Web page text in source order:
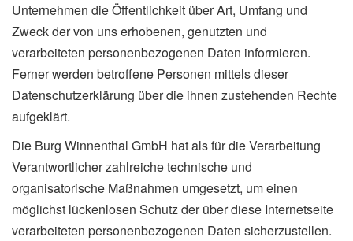
Unternehmen die Öffentlichkeit über Art, Umfang und
Zweck der von uns erhobenen, genutzten und
verarbeiteten personenbezogenen Daten informieren.
Ferner werden betroffene Personen mittels dieser
Datenschutzerklärung über die ihnen zustehenden Rechte
aufgeklärt.
Die Burg Winnenthal GmbH hat als für die Verarbeitung
Verantwortlicher zahlreiche technische und
organisatorische Maßnahmen umgesetzt, um einen
möglichst lückenlosen Schutz der über diese Internetseite
verarbeiteten personenbezogenen Daten sicherzustellen.